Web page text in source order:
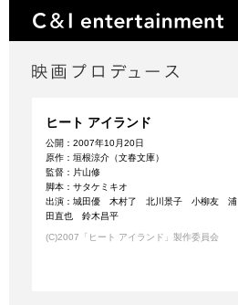
ヒート アイランド
公開：2007年10月20日
原作：垣根涼介（文春文庫）
監督：片山修
脚本：サタケミキオ
出演：城田優 木村了 北川景子 小柳友 浦
田直也 鈴木昌平
(C)2007「ヒート アイランド」製作委員会